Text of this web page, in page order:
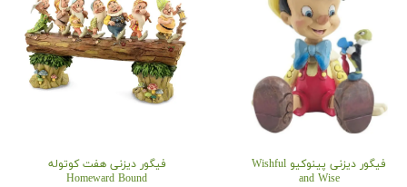
فیگور دیزنی پینوکیو Wishful
and Wise
فیگور دیزنی هفت کوتوله
Homeward Bound